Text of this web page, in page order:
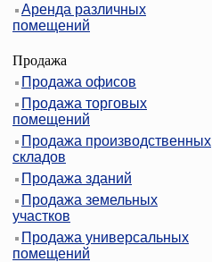
Аренда различных
помещений
Продажа
Продажа офисов
Продажа торговых
помещений
Продажа производственных
складов
Продажа зданий
Продажа земельных
участков
Продажа универсальных
помещений